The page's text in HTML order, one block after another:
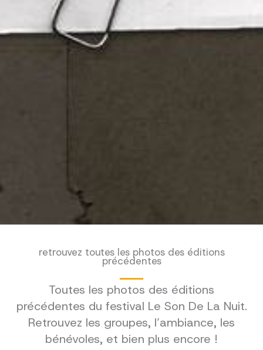
retrouvez toutes les photos des éditions
précédentes
Toutes les photos des éditions
précédentes du festival Le Son De La Nuit.
Retrouvez les groupes, l’ambiance, les
bénévoles, et bien plus encore !